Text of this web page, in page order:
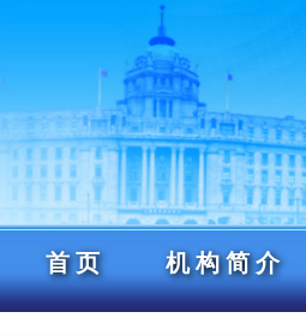
首页 机构简介